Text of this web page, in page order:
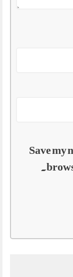
Save my